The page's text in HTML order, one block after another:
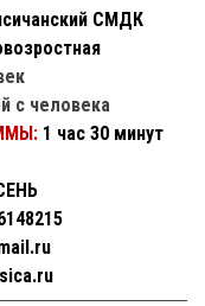
СМДК
с человека
1 час 30 минут